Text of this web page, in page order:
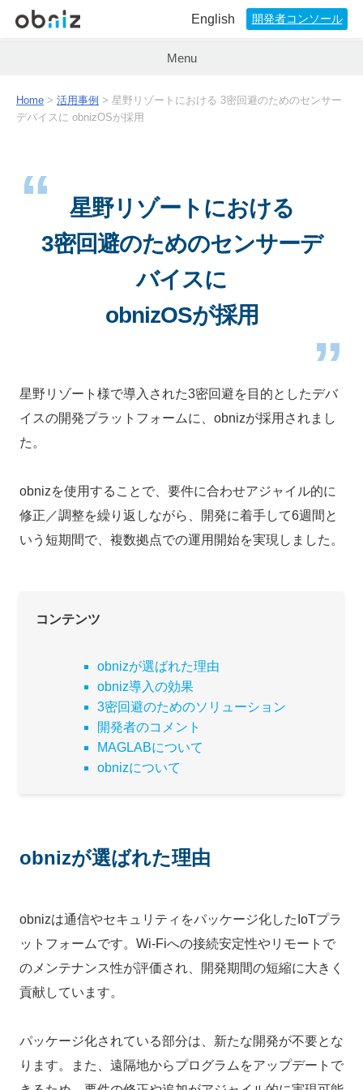
English 開発者コンソール
Menu
Home > 活用事例 > 星野リゾートにおける 3密回避のためのセンサー
デバイスに obnizOSが採用
星野リゾートにおける
3密回避のためのセンサーデ
バイスに
obnizOSが採用
星野リゾート様で導入された3密回避を目的としたデバ
イスの開発プラットフォームに、obnizが採用されまし
た。
obnizを使用することで、要件に合わせアジャイル的に
修正／調整を繰り返しながら、開発に着手して6週間と
いう短期間で、複数拠点での運用開始を実現しました。
コンテンツ
obnizが選ばれた理由
obniz導入の効果
3密回避のためのソリューション
開発者のコメント
MAGLABについて
obnizについて
obnizが選ばれた理由
obnizは通信やセキュリティをパッケージ化したIoTプラ
ットフォームです。Wi-Fiへの接続安定性やリモートで
のメンテナンス性が評価され、開発期間の短縮に大きく
貢献しています。
パッケージ化されている部分は、新たな開発が不要とな
ります。また、遠隔地からプログラムをアップデートで